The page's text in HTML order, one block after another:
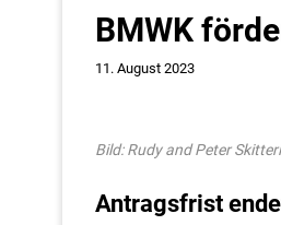
BMWK
11. August 2023
Bild: Rudy and Peter
Antragsfrist